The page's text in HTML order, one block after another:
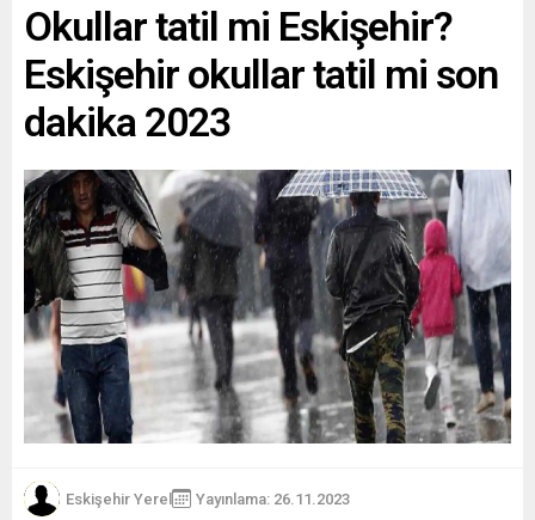
Okullar tatil mi Eskişehir?
Eskişehir okullar tatil mi son
dakika 2023
Eskişehir Yerel Yayınlama: 26.11.2023